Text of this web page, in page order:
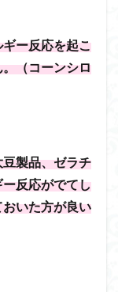
ー反応を起こ
（コーンシロ
製品、ゼラチ
反応がでてし
いた方が良い